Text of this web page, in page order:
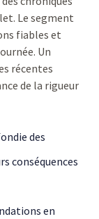
Le segment
fiables et
Un
récentes
de la rigueur
des
conséquences
en